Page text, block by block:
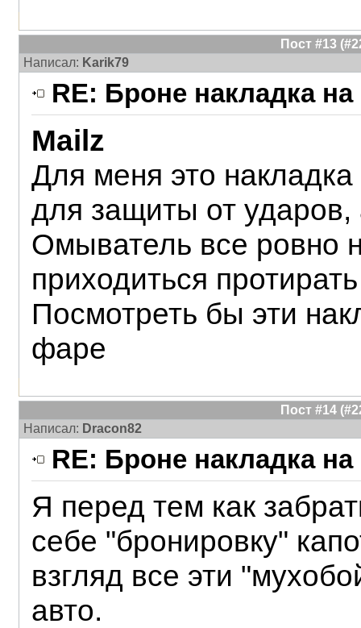
Пост #13
Написал: Karik79
RE: Броне накладка
Mailz
Для меня это
для защиты от
Омыватель все ровно
приходиться
Посмотреть бы эти
фаре
Пост #14
Написал: Dracon82
RE: Броне накладка
Я перед тем как
себе "бронировку"
взгляд все эти
авто.